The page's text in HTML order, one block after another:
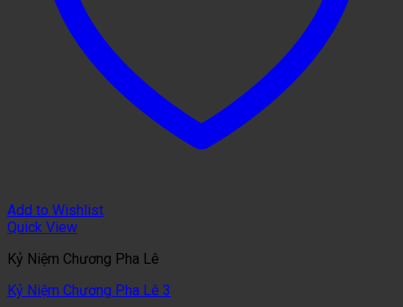
Add to Wishlist
Quick View
Kỷ Niệm Chương Pha Lê
Kỷ Niệm Chương Pha Lê 3